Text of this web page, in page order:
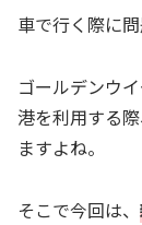
車で行く際に
ゴールデンウ
港を利用する
ますよね。
そこで今回は、